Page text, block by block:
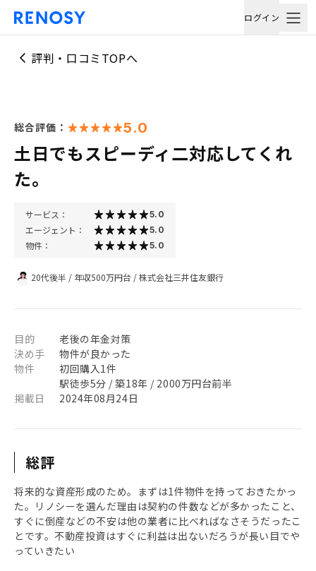
ログイン
評判・口コミTOPへ
総合評価： 5.0
土日でもスピーディ二対応してくれ
た。
サービス： 5.0
エージェント： 5.0
物件： 5.0
20代後半 / 年収500万円台 /株式会社三井住友銀行
目的
老後の年金対策
決め手
物件が良かった
物件
初回購入1件
駅徒歩5分 / 築18年 / 2000万円台前半
掲載日
2024年08月24日
総評
将来的な資産形成のため。まずは1件物件を持っておきたかっ
た。リノシーを選んだ理由は契約の件数などが多かったこと、
すぐに倒産などの不安は他の業者に比べればなさそうだったこ
とです。不動産投資はすぐに利益は出ないだろうが長い目でや
っていきたい